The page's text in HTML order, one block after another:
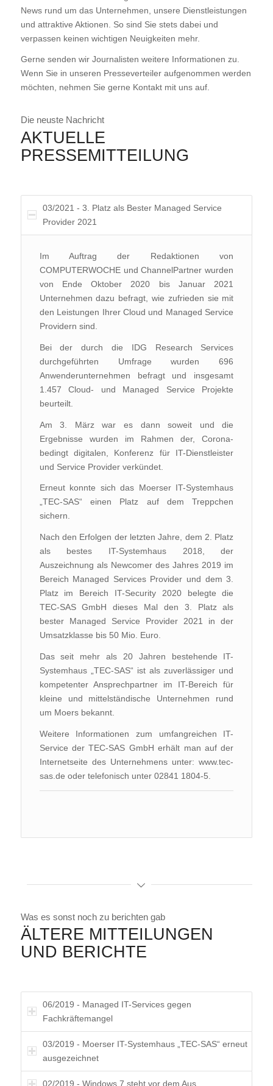
News rund um das Unternehmen, unsere Dienstleistungen
und attraktive Aktionen. So sind Sie stets dabei und
verpassen keinen wichtigen Neuigkeiten mehr.
Gerne senden wir Journalisten weitere Informationen zu.
Wenn Sie in unseren Presseverteiler aufgenommen werden
möchten, nehmen Sie gerne Kontakt mit uns auf.
Die neuste Nachricht
AKTUELLE
PRESSEMITTEILUNG
03/2021 - 3. Platz als Bester Managed Service
Provider 2021
Im Auftrag der Redaktionen von
COMPUTERWOCHE und ChannelPartner wurden
von Ende Oktober 2020 bis Januar 2021
Unternehmen dazu befragt, wie zufrieden sie mit
den Leistungen Ihrer Cloud und Managed Service
Providern sind.
Bei der durch die IDG Research Services
durchgeführten Umfrage wurden 696
Anwenderunternehmen befragt und insgesamt
1.457 Cloud- und Managed Service Projekte
beurteilt.
Am 3. März war es dann soweit und die
Ergebnisse wurden im Rahmen der, Corona-
bedingt digitalen, Konferenz für IT-Dienstleister
und Service Provider verkündet.
Erneut konnte sich das Moerser IT-Systemhaus
„TEC-SAS“ einen Platz auf dem Treppchen
sichern.
Nach den Erfolgen der letzten Jahre, dem 2. Platz
als bestes IT-Systemhaus 2018, der
Auszeichnung als Newcomer des Jahres 2019 im
Bereich Managed Services Provider und dem 3.
Platz im Bereich IT-Security 2020 belegte die
TEC-SAS GmbH dieses Mal den 3. Platz als
bester Managed Service Provider 2021 in der
Umsatzklasse bis 50 Mio. Euro.
Das seit mehr als 20 Jahren bestehende IT-
Systemhaus „TEC-SAS“ ist als zuverlässiger und
kompetenter Ansprechpartner im IT-Bereich für
kleine und mittelständische Unternehmen rund
um Moers bekannt.
Weitere Informationen zum umfangreichen IT-
Service der TEC-SAS GmbH erhält man auf der
Internetseite des Unternehmens unter: www.tec-
sas.de oder telefonisch unter 02841 1804-5.
Was es sonst noch zu berichten gab
ÄLTERE MITTEILUNGEN
UND BERICHTE
06/2019 - Managed IT-Services gegen
Fachkräftemangel
03/2019 - Moerser IT-Systemhaus „TEC-SAS“ erneut
ausgezeichnet
02/2019 - Windows 7 steht vor dem Aus